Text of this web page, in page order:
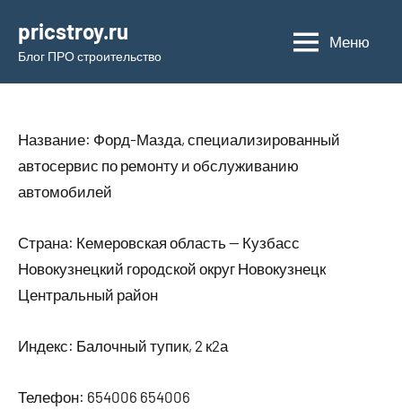
содержимому
pricstroy.ru
Блог ПРО строительство
Меню
Название: Форд-Мазда, специализированный
автосервис по ремонту и обслуживанию
автомобилей
Страна: Кемеровская область — Кузбасс
Новокузнецкий городской округ Новокузнецк
Центральный район
Индекс: Балочный тупик, 2 к2а
Телефон: 654006 654006